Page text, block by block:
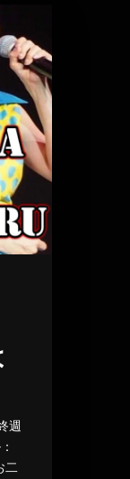
週
二